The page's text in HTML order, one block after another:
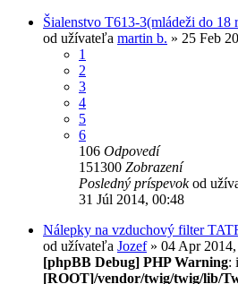
Šialenstvo T613-3(mládeži do 18
od užívateľa martin b. » 25 Feb
1
2
3
4
5
6
106 Odpovedí
151300 Zobrazení
Posledný príspevokod
31 Júl 2014, 00:48
Nálepky na vzduchový filter
od užívateľa Jozef» 04 Apr 2014,
[phpBB Debug] PHP Warning:
[ROOT]/vendor/twig/twig/lib/